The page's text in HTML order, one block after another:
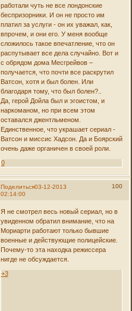
работали чуть не все лондонские
беспризорники. И он не просто им
платил за услуги - он их уважал, как,
впрочем, и они его. У меня вообще
сложилось такое впечатление, что он
распутывает все дела случайно. Вот и
с обрядом дома Месгрейвов –
получается, что почти все раскрутил
Ватсон, хотя и был болен. Или
благодаря тому, что был болен?..
Да, герой Дойла был и эгоистом, и
наркоманом, но при всем этом
оставался джентльменом.
Единственное, что украшает сериал -
Ватсон и миссис Хадсон. Да и Боярский
очень даже органичен в своей роли.
0
Поделиться 100
03-12-2013
02:14:00
Я не смотрел весь новый сериал, но в
увиденном обратил внимание, что на
Мориарти работают только бывшие
военные и действующие полицейские.
Почему-то эта находка режиссера
нигде не обсуждается.
+3